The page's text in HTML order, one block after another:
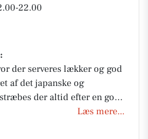
22.00
der serveres lækker og god
af det japanske og
der altid efter en god
Læs mere...